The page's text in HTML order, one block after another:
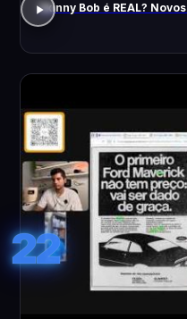
Skinny Bob é REAL?
22